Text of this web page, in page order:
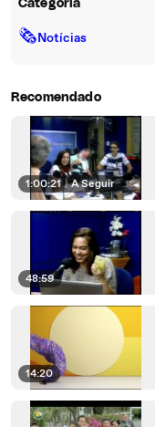
Categoria
🗞Notícias
Recomendado
1:00:21 | A Seguir
48:59
14:20